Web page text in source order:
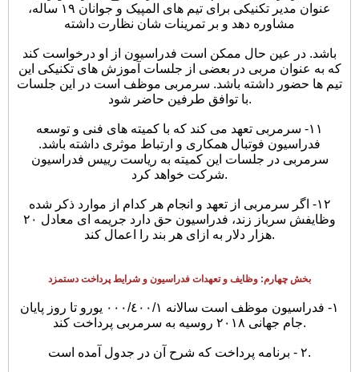
عنوان مدیر تکنیکی برای تیم های المپیک و جوانان ١٩ ساله،
مشاوره دهد و بر تمرینات شان نظارت داشته
باشد. در عین حال ممکن است فدراسیون از او درخواست کند
که به عنوان مربی در بعضی از جلسات آموزش های تکنیکی این
تیم ها حضور داشته باشد. سرمربی موظف است در این جلسات
با توافق طرفین حاضر شود.
١١- سرمربی تعهد می کند که با کمیته های فنی و توسعه
فدراسیون فوتبال همکاری و ارتباط موثری داشته باشد.
سرمربی در جلسات این کمیته به ریاست رییس فدراسیون
شرکت خواهد کرد.
١٢- اگر سرمربی از تعهد و انجام هر کدام از موارد ذکر شده
وظایفش سرباز زند، فدراسیون حق دارد جریمه ای معادل ٢٠
هزار دلار به ازای هر بند را اعمال کند.
بخش چهارم: وظایف و تعهدات فدراسیون و شرایط پرداخت دستمزد
١- فدراسیون موظف است سالانه ٠٠٠/٤٠٠/١ یورو تا روز پایان
جام جهانی ٢٠١٨ روسیه به سرمربی پرداخت کند.
٢ - برنامه پرداخت که شرح آن در جدول آمده است.